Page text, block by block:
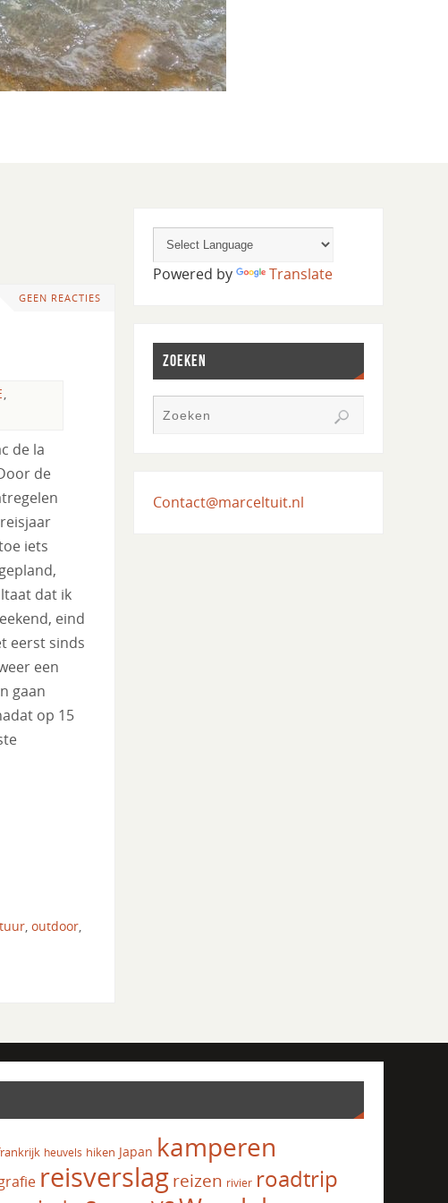
GEEN REACTIES
,
de la
de
iets
dat ik
eind
eerst sinds
een
gaan
op 15
outdoor
Powered by Translate
ZOEKEN
Contact@marceltuit.nl
heuvels hiken Japan kamperen
reisverslag reizen rivier roadtrip